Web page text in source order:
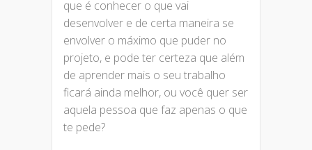
que é conhecer o que vai
desenvolver e de certa maneira se
envolver o máximo que puder no
projeto, e pode ter certeza que além
de aprender mais o seu trabalho
ficará ainda melhor, ou você quer ser
aquela pessoa que faz apenas o que
te pede?